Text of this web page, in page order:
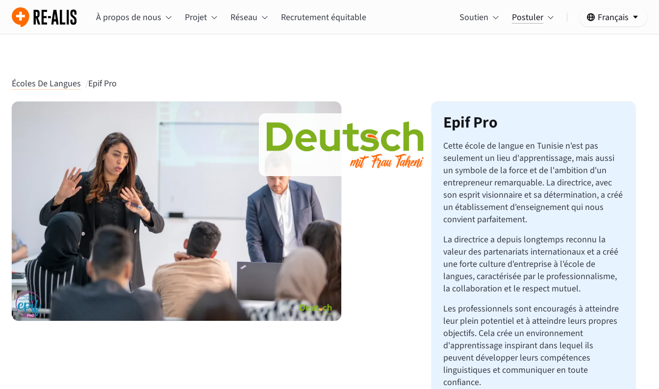
À propos de nous Projet Réseau Recrutement équitable Soutien Postuler Français
Écoles De Langues /Epif Pro
Epif Pro
Cette école de langue en Tunisie n'est pas
seulement un lieu d'apprentissage, mais aussi
un symbole de la force et de l'ambition d'un
entrepreneur remarquable. La directrice, avec
son esprit visionnaire et sa détermination, a créé
un établissement d'enseignement qui nous
convient parfaitement.
La directrice a depuis longtemps reconnu la
valeur des partenariats internationaux et a créé
une forte culture d'entreprise à l'école de
langues, caractérisée par le professionnalisme,
la collaboration et le respect mutuel.
Les professionnels sont encouragés à atteindre
leur plein potentiel et à atteindre leurs propres
objectifs. Cela crée un environnement
d'apprentissage inspirant dans lequel ils
peuvent développer leurs compétences
linguistiques et communiquer en toute
confiance.